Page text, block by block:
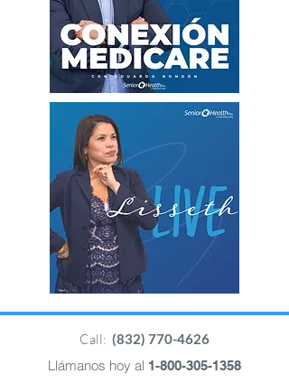
Call: (832) 770-4626
Llámanos hoy al 1-800-305-1358